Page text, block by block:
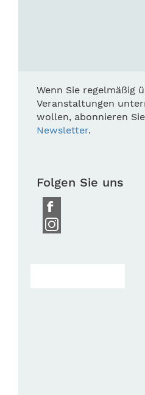
Wenn Sie regelmäßig
Veranstaltungen
wollen, abonnieren
Newsletter.
Folgen Sie uns